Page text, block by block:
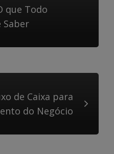
que Todo
Saber
de Caixa para
do Negócio